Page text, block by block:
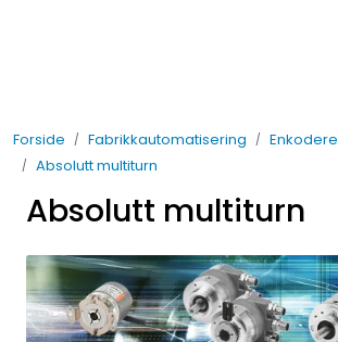
Forside Fabrikkautomatisering
Enkodere
Absolutt multiturn
Absolutt multiturn
Fabrikkautomatisering
Prosessautomatisering
Kontakt oss
Nytt og Nyttig